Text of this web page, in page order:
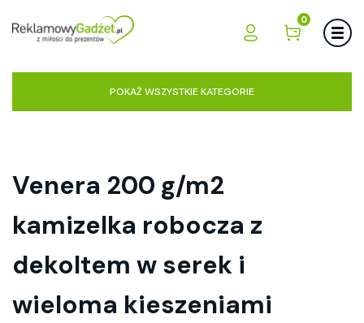
0
POKAŻ WSZYSTKIE KATEGORIE
Venera 200 g/m2
kamizelka robocza z
dekoltem w serek i
wieloma kieszeniami